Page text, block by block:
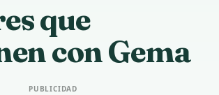
que
con Gema
PUBLICIDAD